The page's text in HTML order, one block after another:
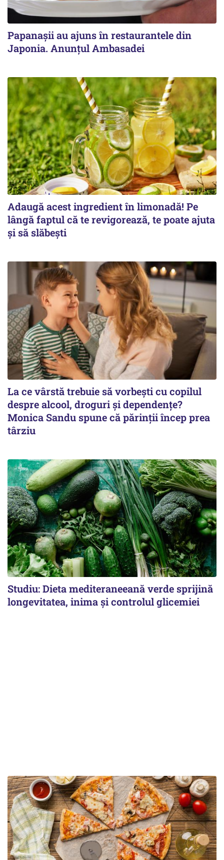
Papanașii au ajuns în restaurantele din
Japonia. Anunțul Ambasadei
Adaugă acest ingredient în limonadă! Pe
lângă faptul că te revigorează, te poate ajuta
și să slăbești
La ce vârstă trebuie să vorbești cu copilul
despre alcool, droguri și dependențe?
Monica Sandu spune că părinții încep prea
târziu
Studiu: Dieta mediteraneeană verde sprijină
longevitatea, inima și controlul glicemiei